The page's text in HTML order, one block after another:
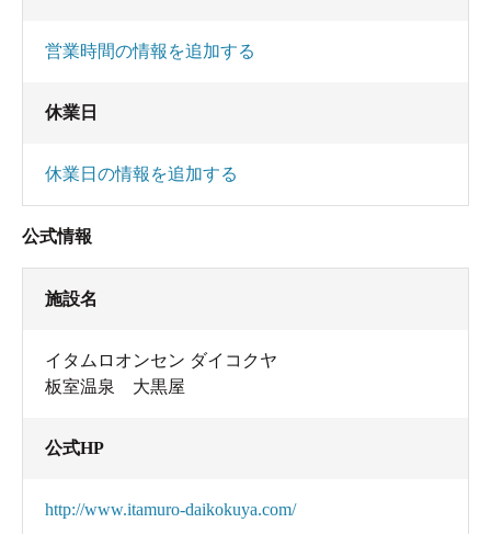
営業時間の情報を追加する
休業日
休業日の情報を追加する
公式情報
施設名
イタムロオンセン ダイコクヤ
板室温泉 大黒屋
公式HP
http://www.itamuro-daikokuya.com/